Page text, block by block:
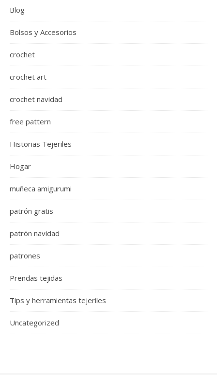
Blog
Bolsos y Accesorios
crochet
crochet art
crochet navidad
free pattern
Historias Tejeriles
Hogar
muñeca amigurumi
patrón gratis
patrón navidad
patrones
Prendas tejidas
Tips y herramientas tejeriles
Uncategorized